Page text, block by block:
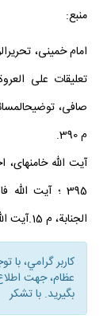
منبع:
م 390.
الجنابة، م 15.آيت الله بهجت، وسيلة النجاة، ج 1، م 221.
كاربر گرامي، با
عظام، جهت
بگيريد. با تشكر